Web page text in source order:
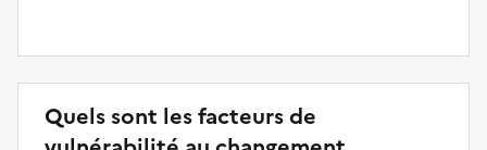
Quels sont les facteurs de